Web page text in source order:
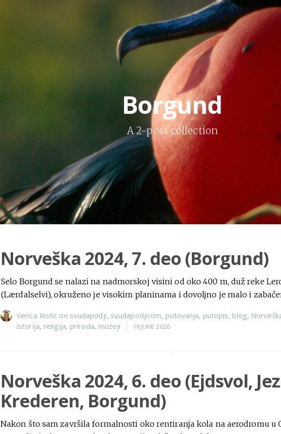
Borgund
A 2-post collection
Norveška 2024, 7. deo (Borgund)
Selo Borgund se nalazi na nadmorskoj visini od oko 400 m, duž reke
(Lærdalselvi), okruženo je visokim planinama i dovoljno je malo i
Verica Ristic on svudapodji, svudapodjicom, putovanja, putopis, blog,
istorija, religija, priroda, muzeji 19 JUNE 2026
Norveška 2024, 6. deo (Ejdsvol,
Krederen, Borgund)
Nakon što sam završila formalnosti oko rentiranja kola na aerodromu u